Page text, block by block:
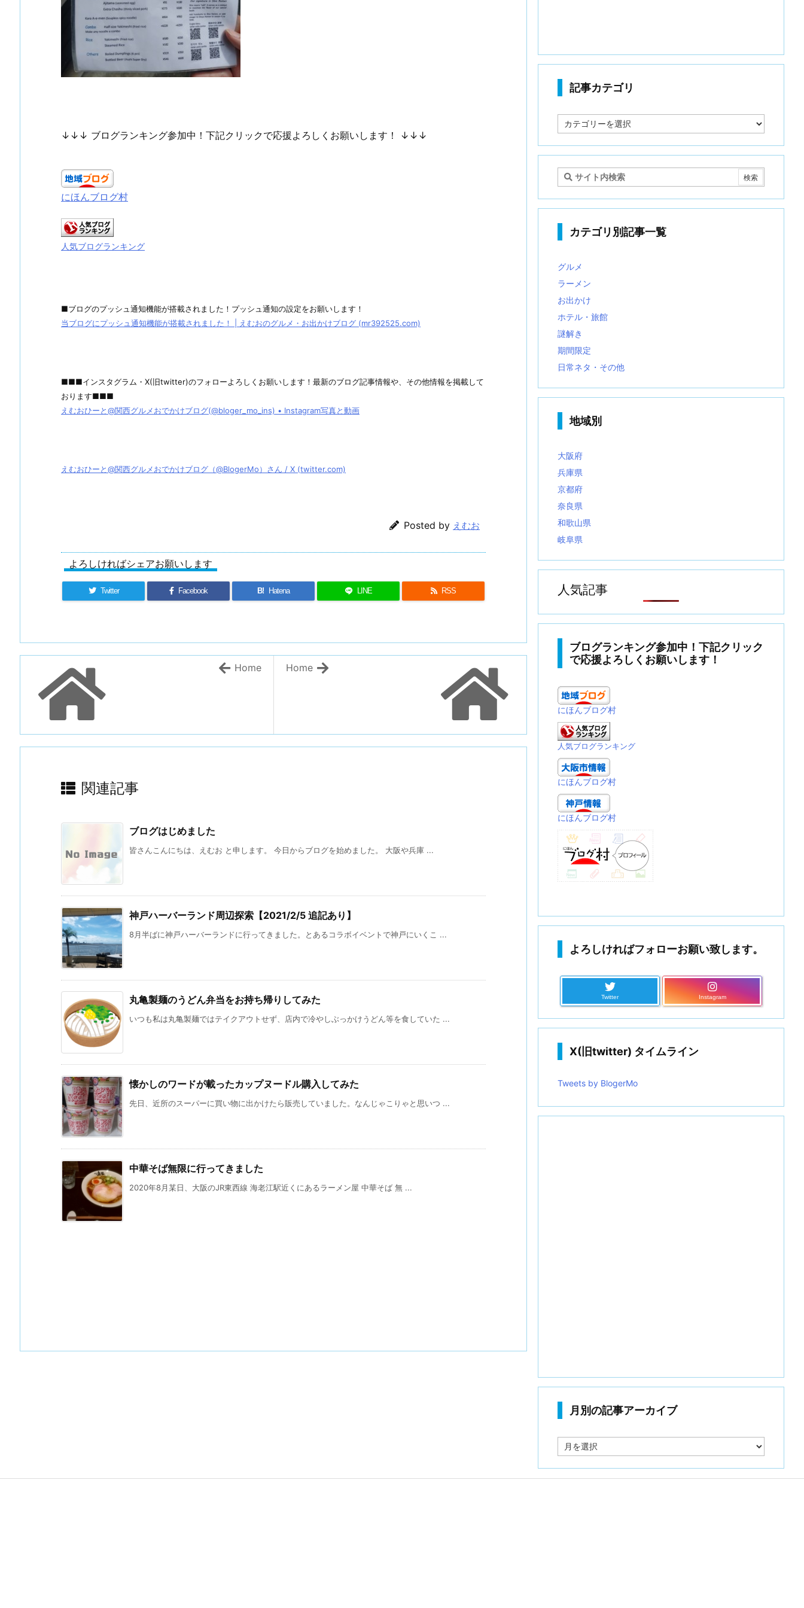
↓↓↓ ブログランキング参加中！下記クリックで応援よろしくお願いします！ ↓↓↓
にほんブログ村
人気ブログランキング
■ブログのプッシュ通知機能が搭載されました！プッシュ通知の設定をお願いします！
当ブログにプッシュ通知機能が搭載されました！ | えむおのグルメ・お出かけブログ (mr392525.com)
■■■インスタグラム・X(旧twitter)のフォローよろしくお願いします！最新のブログ記事情報や、その他情報を掲載して
おります■■■
えむおひーと@関西グルメおでかけブログ(@bloger_mo_ins) • Instagram写真と動画
えむおひーと@関西グルメおでかけブログ（@BlogerMo）さん / X (twitter.com)
Posted by えむお
よろしければシェアお願いします
Twitter Facebook B! Hatena LINE RSS
Home
Home
関連記事
ブログはじめました
皆さんこんにちは、えむお と申します。 今日からブログを始めました。 大阪や兵庫 ...
神戸ハーバーランド周辺探索【2021/2/5 追記あり】
8月半ばに神戸ハーバーランドに行ってきました。とあるコラボイベントで神戸にいくこ ...
丸亀製麺のうどん弁当をお持ち帰りしてみた
いつも私は丸亀製麺ではテイクアウトせず、店内で冷やしぶっかけうどん等を食していた ...
懐かしのワードが載ったカップヌードル購入してみた
先日、近所のスーパーに買い物に出かけたら販売していました。なんじゃこりゃと思いつ ...
中華そば無限に行ってきました
2020年8月某日、大阪のJR東西線 海老江駅近くにあるラーメン屋 中華そば 無 ...
記事カテゴリ
事
テ
リ
カテゴリ別記事一覧
グルメ
ラーメン
お出かけ
ホテル・旅館
謎解き
期間限定
日常ネタ・その他
地域別
大阪府
兵庫県
京都府
奈良県
和歌山県
岐阜県
人気記事
ブログランキング参加中！下記クリック
で応援よろしくお願いします！
にほんブログ村
人気ブログランキング
にほんブログ村
にほんブログ村
よろしければフォローお願い致します。
Twitter Instagram
X(旧twitter) タイムライン
Tweets by BlogerMo
月別の記事アーカイブ
別
記